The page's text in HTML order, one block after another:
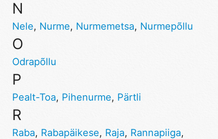
N
Nele, Nurme, Nurmemetsa, Nurmepõllu
O
Odrapõllu
P
Pealt-Toa, Pihenurme, Pärtli
R
Raba, Rabapäikese, Raja, Rannapiiga,